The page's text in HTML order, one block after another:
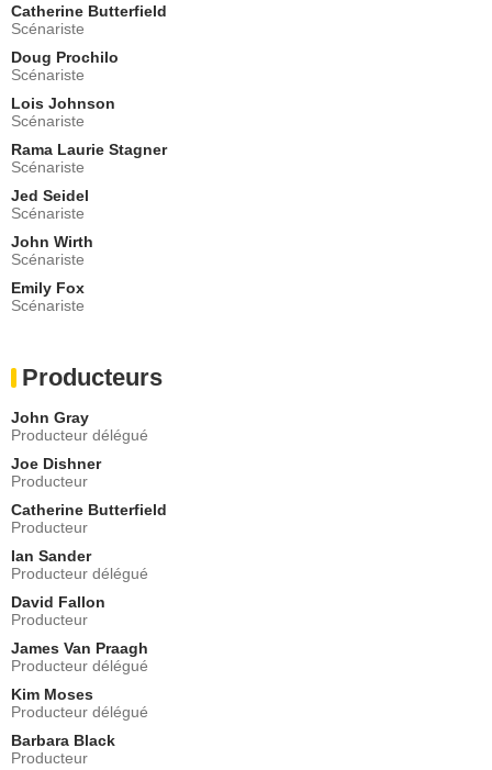
- 1 Episode :1
Jessica Collins (II)
Zoe / Natalie Harper
- 1 Episode :
Joey Slotnick
Cliff Aimes
- 1 Episode :4
Zach Mills
Ernie
- 1 Episode :
Sloan Robinson
Sarah
- 1 Episode :
Erica Leerhsen
Estella Warren
- 1 Episode :
Shiek Mahmud-Bey
l'officier Clark
- 1 Episode :
Belinda Montgomery
Ursula Hilliard
- 1 Episode :
Julio Oscar Mechoso
Gilbert de la Paz
- 1 Episode :
Katey Sagal
Francie Lewis
- 1 Episode :
Jonathan Banks
Lyle Chase
- 1 Episode :
Catherine Butterfield
Scénariste
Doug Prochilo
Scénariste
Lois Johnson
Scénariste
Rama Laurie Stagner
Scénariste
Jed Seidel
Scénariste
John Wirth
Scénariste
Emily Fox
Scénariste
Producteurs
John Gray
Producteur délégué
Joe Dishner
Producteur
Catherine Butterfield
Producteur
Ian Sander
Producteur délégué
David Fallon
Producteur
James Van Praagh
Producteur délégué
Kim Moses
Producteur délégué
Barbara Black
Producteur